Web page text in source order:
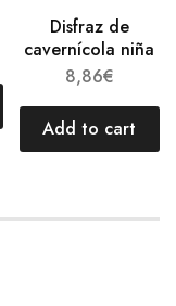
Disfraz de
cavernícola niña
8,86€
Add to cart